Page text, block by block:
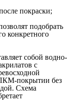
покраски;
подобрать
конкретного
собой водно-
с
покрытии без
Схема